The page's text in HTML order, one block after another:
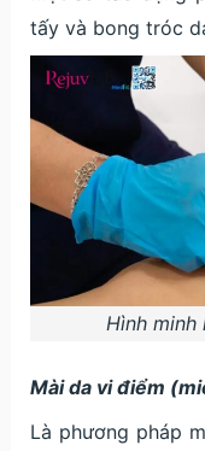
tấy và bong tróc
Hình minh
Mài da vi điểm
Là phương pháp